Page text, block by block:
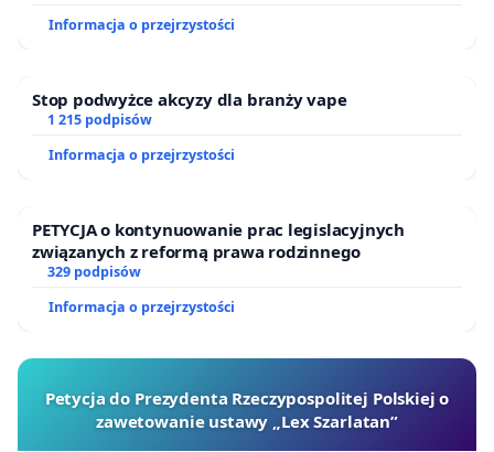
Informacja o przejrzystości
Stop podwyżce akcyzy dla branży vape
1 215 podpisów
Informacja o przejrzystości
PETYCJA o kontynuowanie prac legislacyjnych
związanych z reformą prawa rodzinnego
329 podpisów
Informacja o przejrzystości
Petycja do Prezydenta Rzeczypospolitej Polskiej o
zawetowanie ustawy „Lex Szarlatan”